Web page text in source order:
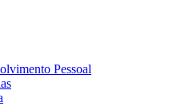
Pessoal